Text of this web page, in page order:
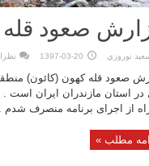
صعود قله
نوروزي 1397-03-20
صعود قله کهون (کائون)
در استان مازندران ایران است
از اجرای برنامه منصرف
مطلب »